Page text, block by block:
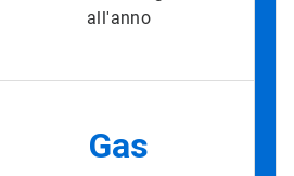
all'anno
Gas